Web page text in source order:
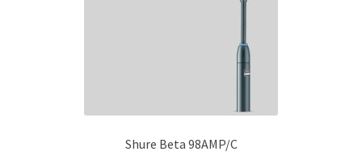
Shure Beta 98AMP/C